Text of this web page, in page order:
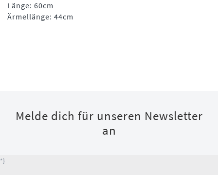
Länge: 60cm
Ärmellänge: 44cm
Melde dich für unseren Newsletter
an
*}